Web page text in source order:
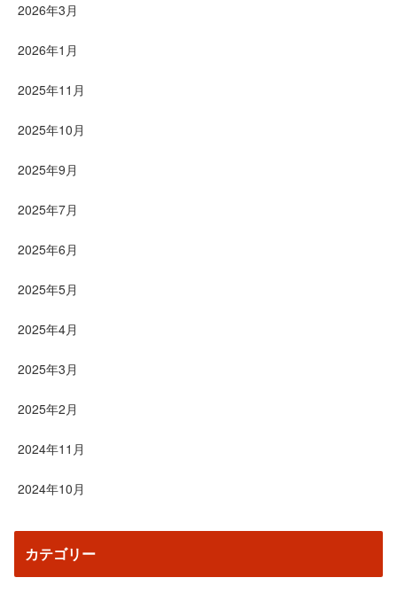
2026年3月
2026年1月
2025年11月
2025年10月
2025年9月
2025年7月
2025年6月
2025年5月
2025年4月
2025年3月
2025年2月
2024年11月
2024年10月
カテゴリー